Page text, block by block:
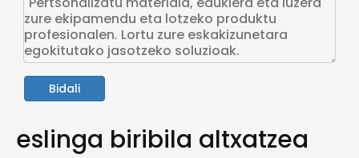
Bidali
eslinga biribila altxatzea